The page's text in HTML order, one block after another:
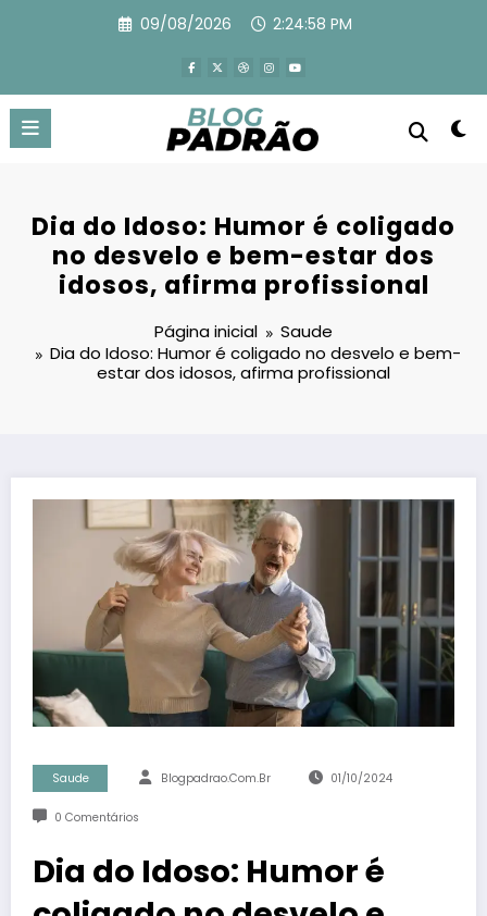
09/08/2026 2:25:00 PM
Dia do Idoso: Humor é coligado
no desvelo e bem-estar dos
idosos, afirma profissional
Página inicial
Saude
Dia do Idoso: Humor é coligado no desvelo e bem-
estar dos idosos, afirma profissional
Saude Blogpadrao.com.br 01/10/2024
0 Comentários
Dia do Idoso: Humor é